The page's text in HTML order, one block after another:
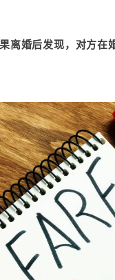
离婚后发现，对方在